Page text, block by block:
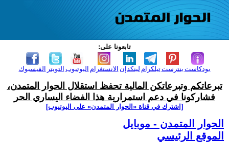
تابعونا على:
الفيسبوك التويتر اليوتيوب الانستغرام لينكدإن تيلكرامبنترست بودكاست
تبرعاتكم وتبرعاتكن المالية تحفظ استقلال الحوار المتمدن،
فشاركونا في دعم استمرارية هذا الفضاء اليساري الحر
[اشترك في قناة ‫«الحوار المتمدن» على اليوتيوب]
الحوار المتمدن - موبايل
الموقع الرئيسي